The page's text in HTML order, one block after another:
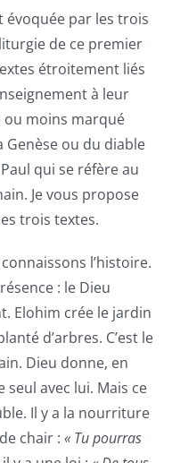
évoquée par les trois
de ce premier
étroitement liés
à leur
moins marqué
Genèse ou du diable
qui se réfère au
Je vous propose
trois textes.
l’histoire.
: le Dieu
Elohim crée le jardin
d’arbres. C’est le
Dieu donne, en
seul avec lui. Mais ce
Il y a la nourriture
chair : « Tu pourras